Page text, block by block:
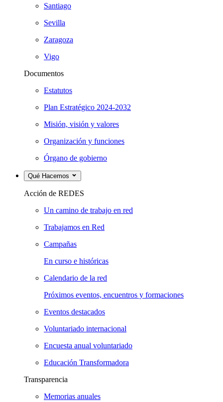
Santiago
Sevilla
Zaragoza
Vigo
Documentos
Estatutos
Plan Estratégico 2024-2032
Misión, visión y valores
Organización y funciones
Órgano de gobierno
Qué Hacemos
Acción de REDES
Un camino de trabajo en red
Trabajamos en Red
Campañas
En curso e históricas
Calendario de la red
Próximos eventos, encuentros y formaciones
Eventos destacados
Voluntariado internacional
Encuesta anual voluntariado
Educación Transformadora
Transparencia
Memorias anuales